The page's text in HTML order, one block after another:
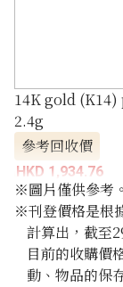
14K gold (K14)
2.4g
參考回收價
HKD 1,934.76
※圖片僅供參考。
※刊登價格是根
計算出，截至
目前的收購價
動、物品的保